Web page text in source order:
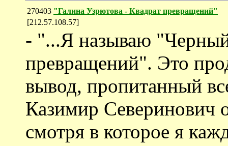
270403 "Галина Узрютова - Квадрат превращений"
[212.57.108.57]
- "...Я называю
превращений". Это
вывод, пропитанный
Казимир Северинович
смотря в которое я